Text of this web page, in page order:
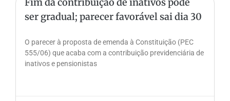
Fim da contribuição de inativos pode
ser gradual; parecer favorável sai dia 30
O parecer à proposta de emenda à Constituição (PEC
555/06) que acaba com a contribuição previdenciária de
inativos e pensionistas